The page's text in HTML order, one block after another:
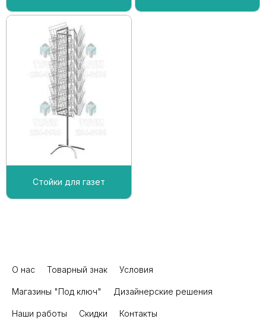
Стойки для газет
О нас Товарный знак Условия
Магазины "Под ключ" Дизайнерские решения
Наши работы Скидки Контакты